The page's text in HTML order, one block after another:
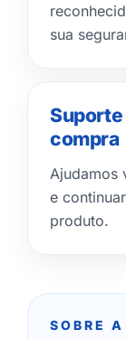
sua
Suporte
compra
Ajudamos
e
produto.
SOBRE